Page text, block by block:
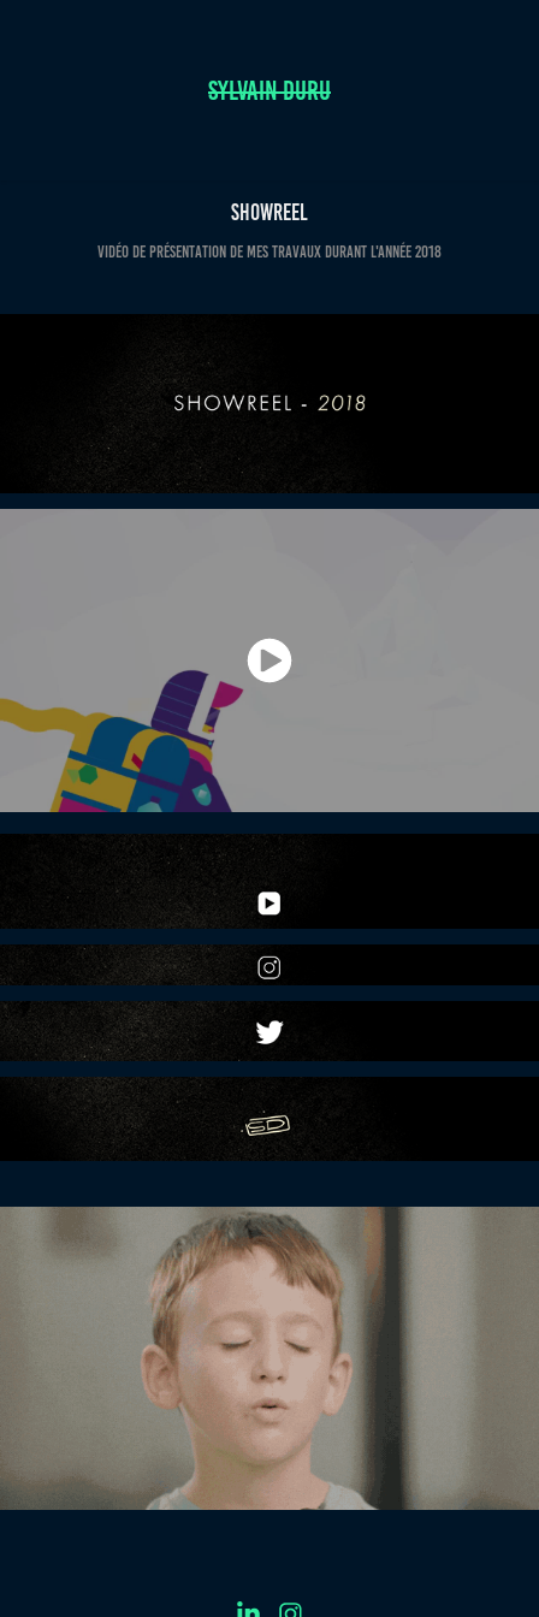
SYLVAIN DURU
Showreel
Vidéo de présentation de mes travaux durant l'année 2018
Apprentis D'auteuils
2024